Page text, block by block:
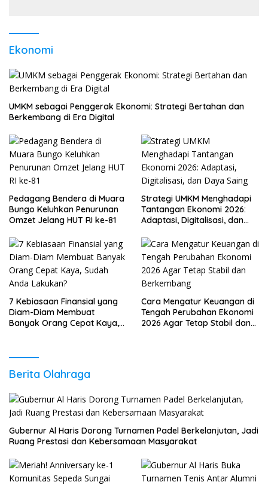
Ekonomi
UMKM sebagai Penggerak Ekonomi: Strategi Bertahan dan
Berkembang di Era Digital
Pedagang Bendera di Muara
Bungo Keluhkan Penurunan
Omzet Jelang HUT RI ke-81
Strategi UMKM Menghadapi
Tantangan Ekonomi 2026:
Adaptasi, Digitalisasi, dan
7 Kebiasaan Finansial yang
Diam-Diam Membuat
Banyak Orang Cepat Kaya,
Cara Mengatur Keuangan di
Tengah Perubahan Ekonomi
2026 Agar Tetap Stabil dan
Berita Olahraga
Gubernur Al Haris Dorong Turnamen Padel Berkelanjutan, Jadi
Ruang Prestasi dan Kebersamaan Masyarakat